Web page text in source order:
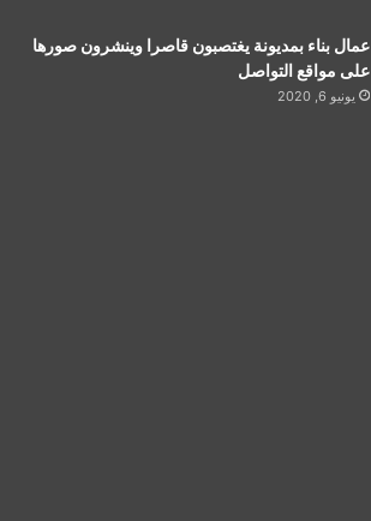
عمال بناء بمديونة يغتصبون قاصرا وينشرون صورها
على مواقع التواصل
يونيو 6, 2020